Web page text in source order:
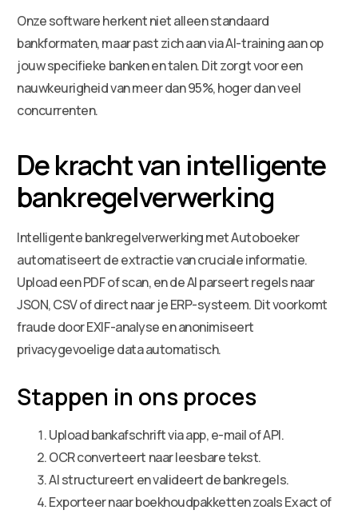
Onze software herkent niet alleen standaard
bankformaten, maar past zich aan via AI-training aan op
jouw specifieke banken en talen. Dit zorgt voor een
nauwkeurigheid van meer dan 95%, hoger dan veel
concurrenten.
De kracht van intelligente
bankregelverwerking
Intelligente bankregelverwerking met Autoboeker
automatiseert de extractie van cruciale informatie.
Upload een PDF of scan, en de AI parseert regels naar
JSON, CSV of direct naar je ERP-systeem. Dit voorkomt
fraude door EXIF-analyse en anonimiseert
privacygevoelige data automatisch.
Stappen in ons proces
Upload bankafschrift via app, e-mail of API.
OCR converteert naar leesbare tekst.
AI structureert en valideert de bankregels.
Exporteer naar boekhoudpakketten zoals Exact of